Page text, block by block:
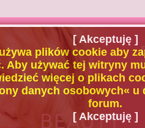
i
[ Akceptuję ]
plików cookie aby
Aby używać tej witryny
więcej o plikach
danych osobowych« u
forum.
[ Akceptuję ]